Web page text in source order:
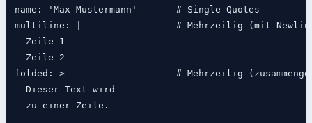
name: 'Max Mustermann'       # Single Quotes
multiline: |                 # Mehrzeilig (mit
  Zeile 1
  Zeile 2
folded: >                    # Mehrzeilig
  Dieser Text wird
  zu einer Zeile.